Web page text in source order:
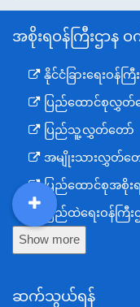
အစိုးရဝန်ကြီးဌာန ဝ
နိုင်ငံခြားရေးဝန်ကြီ
ပြည်ထောင်စုလွှတ်
ပြည်သူ့လွှတ်တော်
အမျိုးသားလွှတ်တ
ပြည်ထောင်စုအစိုးရ
ပြည်ထဲရေးဝန်ကြီး
ကာကွယ်ရေးဝန်ကြီး
စီမံကိန်း၊ဘဏ္ဍာရေ
Show more
ဆက်သွယ်ရန်
DDM